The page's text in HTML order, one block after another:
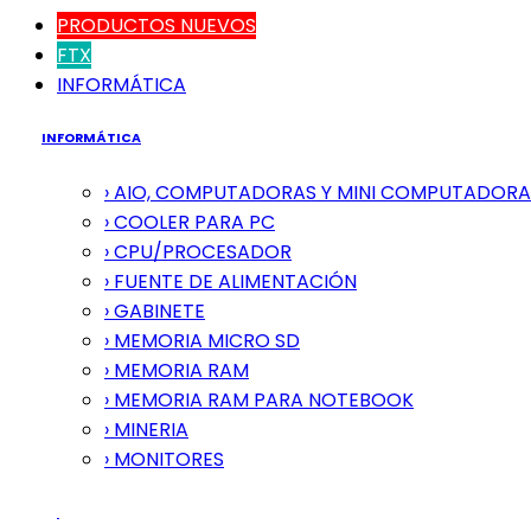
PRODUCTOS NUEVOS
FTX
INFORMÁTICA
INFORMÁTICA
› AIO, COMPUTADORAS Y MINI
› COOLER PARA PC
› CPU/PROCESADOR
› FUENTE DE ALIMENTACIÓN
› GABINETE
› MEMORIA MICRO SD
› MEMORIA RAM
› MEMORIA RAM PARA NOTEBOOK
› MINERIA
› MONITORES